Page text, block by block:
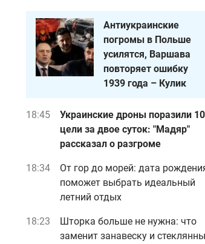
Антиукраинские
погромы в Польше
усилятся, Варшава
повторяет ошибку
1939 года – Кулик
18:45
Украинские дроны поразили
цели за двое суток: "Мадяр"
рассказал о разгроме
18:34
От гор до морей: дата
поможет выбрать идеальный
летний отдых
18:23
Шторка больше не нужна: что
заменит занавеску и